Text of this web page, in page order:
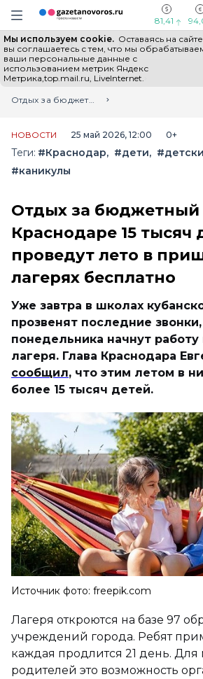
Информационный портал
Навигация сайта
81,41
Мы используем cookie. Оставаясь на
вы соглашаетесь с тем, что мы
ваши персональные данные с
использованием метрик Яндекс
Метрика,top.mail.ru, LiveInternet.
Все новости Новости России
Главная
Лента новостей
Отдых за бюджетный счет: в Краснодаре 15 тысяч детей проведут лето в пришкольных лагерях бесплатно
НОВОСТИ 25 май 2026, 12:00 0+
Теги: #Краснодар #дети
#каникулы
Отдых за бюджетный
Краснодаре 15 тысяч
проведут лето в
лагерях бесплатно
Уже завтра в школах
прозвенят последние звонки,
понедельника начнут
лагеря. Глава Краснодара
сообщил, что этим летом в
более 15 тысяч детей.
Источник фото: freepik.com
Лагеря откроются на базе 97
учреждений города. Ребят
каждая продлится 21 день. Для
родителей это возможность